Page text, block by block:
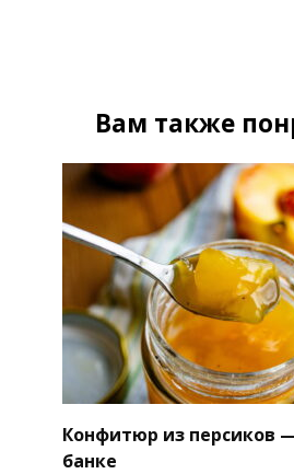
Вам также
Конфитюр из персиков
банке